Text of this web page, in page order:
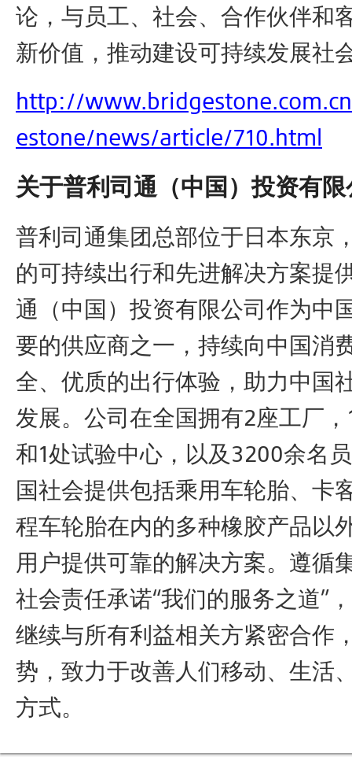
论，与员工、社会、合作伙伴和
新价值，推动建设可持续发展社
http://
estone/news/article/710.html
关于普利司通（中国）投资有
普利司通集团总部位于日本东京
的可持续出行和先进解决方案提
通（中国）投资有限公司作为中
要的供应商之一，持续向中国消
全、优质的出行体验，助力中国
发展。公司在全国拥有2座工厂
和1处试验中心，以及3200余名
国社会提供包括乘用车轮胎、卡
程车轮胎在内的多种橡胶产品以
用户提供可靠的解决方案。遵循
社会责任承诺“我们的服务之道”
继续与所有利益相关方紧密合作
势，致力于改善人们移动、生活
方式。